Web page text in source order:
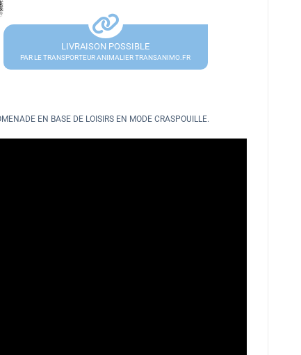
LIVRAISON POSSIBLE
PAR LE TRANSPORTEUR ANIMALIER TRANSANIMO.FR
EN BASE DE LOISIRS EN MODE CRASPOUILLE.